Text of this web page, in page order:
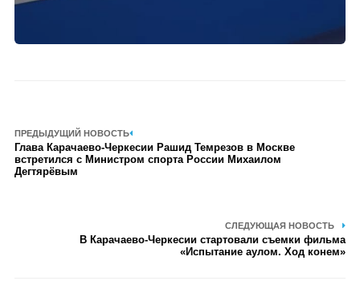
ПРЕДЫДУЩИЙ НОВОСТЬ
Глава Карачаево-Черкесии Рашид Темрезов в Москве
встретился с Министром спорта России Михаилом
Дегтярёвым
СЛЕДУЮЩАЯ НОВОСТЬ
В Карачаево-Черкесии стартовали съемки фильма
«Испытание аулом. Ход конем»